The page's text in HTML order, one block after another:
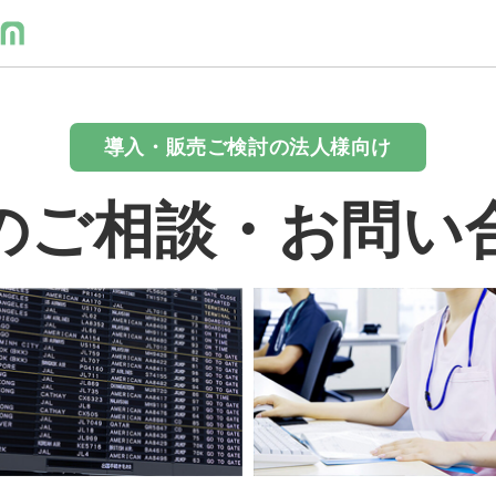
導入・販売ご検討の法人様向け
ご相談・お問い